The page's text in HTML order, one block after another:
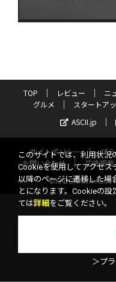
TOP レビュー ニ
グルメ
スタートア
ASCII.jp
サイトポリシー プ
お問い合わせ
広告掲載
©KADOKAWA
このサイトでは、利用状況
Cookieを使用してアクセス
以降のページに遷移した場
とになります。Cookieの
ては詳細 をご覧ください。
＞プ